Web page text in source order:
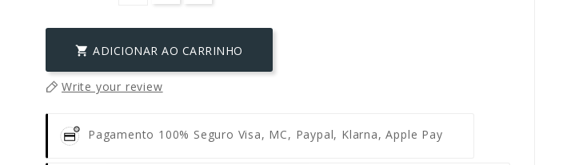
 ADICIONAR AO CARRINHO
Write your review
Pagamento 100% Seguro Visa, MC, Paypal, Klarna, Apple Pay